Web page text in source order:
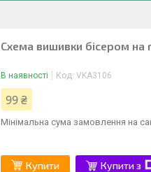
Схема вишивки бісером на
В наявності Код: VKA3106
99 ₴
Мінімальна сума замовлення на
Купити Купити з